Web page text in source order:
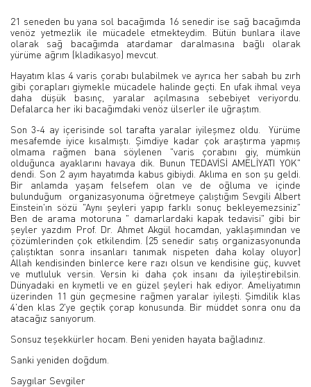
21 seneden bu yana sol bacağımda 16 senedir ise sağ bacağımda
venöz yetmezlik ile mücadele etmekteydim. Bütün bunlara ilave
olarak sağ bacağımda atardamar daralmasına bağlı olarak
yürüme ağrım (kladikasyo) mevcut.
Hayatım klas 4 varis çorabı bulabilmek ve ayrıca her sabah bu zırh
gibi çorapları giymekle mücadele halinde geçti. En ufak ihmal veya
daha düşük basınç, yaralar açılmasına sebebiyet veriyordu.
Defalarca her iki bacağımdaki venöz ülserler ile uğraştım.
Son 3-4 ay içerisinde sol tarafta yaralar iyileşmez oldu. Yürüme
mesafemde iyice kısalmıştı. Şimdiye kadar çok araştırma yapmış
olmama rağmen bana söylenen "varis çorabını giy, mümkün
olduğunca ayaklarını havaya dik. Bunun TEDAVİSİ AMELİYATI YOK"
dendi. Son 2 ayım hayatımda kabus gibiydi. Aklıma en son şu geldi.
Bir anlamda yaşam felsefem olan ve de oğluma ve içinde
bulunduğum organizasyonuma öğretmeye çalıştığım Sevgili Albert
Einstein'ın sözü "Aynı şeyleri yapıp farklı sonuç bekleyemezsiniz"
Ben de arama motoruna " damarlardaki kapak tedavisi" gibi bir
şeyler yazdım Prof. Dr. Ahmet Akgül hocamdan, yaklaşımından ve
çözümlerinden çok etkilendim. (25 senedir satış organizasyonunda
çalıştıktan sonra insanları tanımak nispeten daha kolay oluyor)
Allah kendisinden binlerce kere razı olsun ve kendisine güç, kuvvet
ve mutluluk versin. Versin ki daha çok insanı da iyileştirebilsin.
Dünyadaki en kıymetli ve en güzel şeyleri hak ediyor. Ameliyatımın
üzerinden 11 gün geçmesine rağmen yaralar iyileşti. Şimdilik klas
4'den klas 2'ye geçtik çorap konusunda. Bir müddet sonra onu da
atacağız sanıyorum.
Sonsuz teşekkürler hocam. Beni yeniden hayata bağladınız.
Sanki yeniden doğdum.
Saygılar Sevgiler